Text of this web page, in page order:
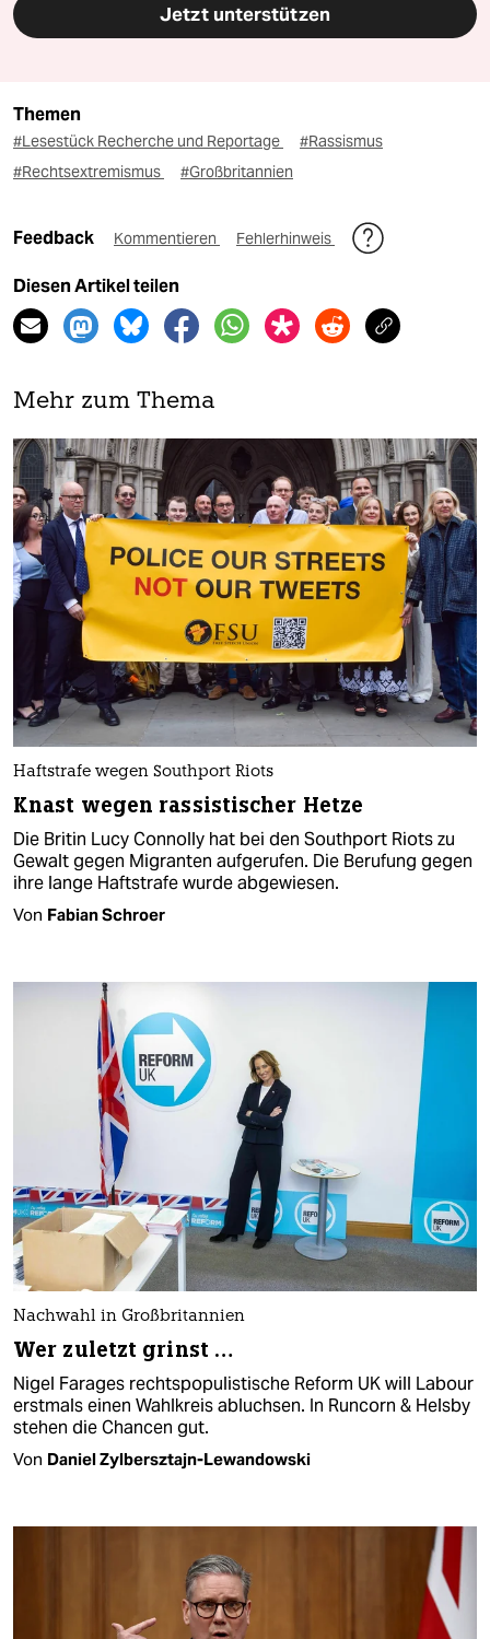
Jetzt unterstützen
Themen
#Lesestück Recherche und Reportage
#Rassismus
#Rechtsextremismus
#Großbritannien
Feedback Kommentieren Fehlerhinweis
Diesen Artikel teilen
Mehr zum Thema
Haftstrafe wegen Southport Riots
Knast wegen rassistischer Hetze
Die Britin Lucy Connolly hat bei den Southport Riots zu
Gewalt gegen Migranten aufgerufen. Die Berufung gegen
ihre lange Haftstrafe wurde abgewiesen.
Von Fabian Schroer
Nachwahl in Großbritannien
Wer zuletzt grinst …
Nigel Farages rechtspopulistische Reform UK will Labour
erstmals einen Wahlkreis abluchsen. In Runcorn & Helsby
stehen die Chancen gut.
Von Daniel Zylbersztajn-Lewandowski